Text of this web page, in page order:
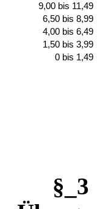
9,00 bis 11,49
6,50 bis 8,99
4,00 bis 6,49
1,50 bis 3,99
0 bis 1,49